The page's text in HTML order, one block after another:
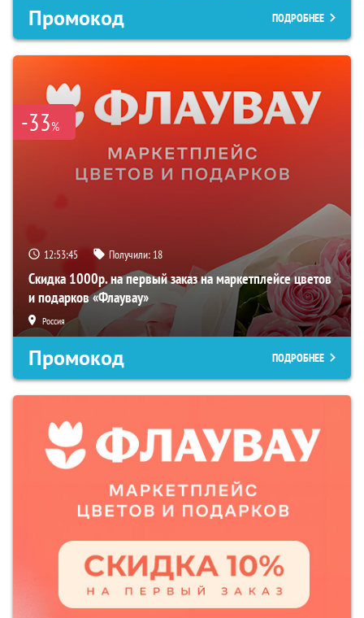
Промокод ПОДРОБНЕЕ
-33%
12:53:44 Получили: 18
Скидка 1000р. на первый заказ на маркетплейсе цветов
и подарков «Флаувау»
Россия
Промокод ПОДРОБНЕЕ